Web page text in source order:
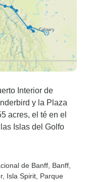
Interior de
y la Plaza
acres, el té en el
Islas del Golfo
de Banff , Banff
, Isla Spirit , Parque